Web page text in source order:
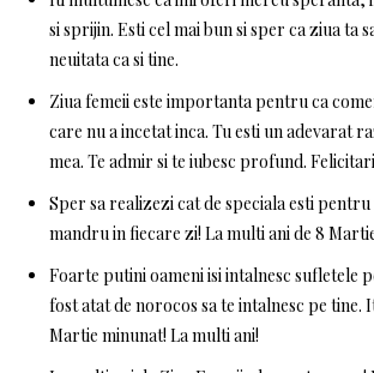
si sprijin. Esti cel mai bun si sper ca ziua ta
neuitata ca si tine.
Ziua femeii este importanta pentru ca
care nu a incetat inca. Tu esti un adevarat
mea. Te admir si te iubesc profund.
Sper sa realizezi cat de speciala esti pentru
mandru in fiecare zi! La multi ani de 8
Foarte putini oameni isi intalnesc sufletele
fost atat de norocos sa te intalnesc pe tine.
Martie minunat! La multi ani!